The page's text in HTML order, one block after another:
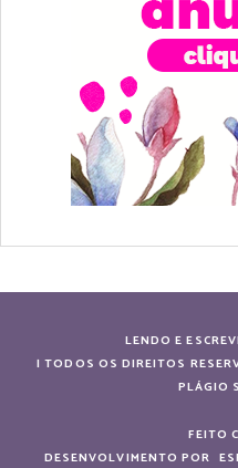
LENDO E
| TODOS OS DIREITOS
PLÁGIO
FEITO
DESENVOLVIMENTO POR